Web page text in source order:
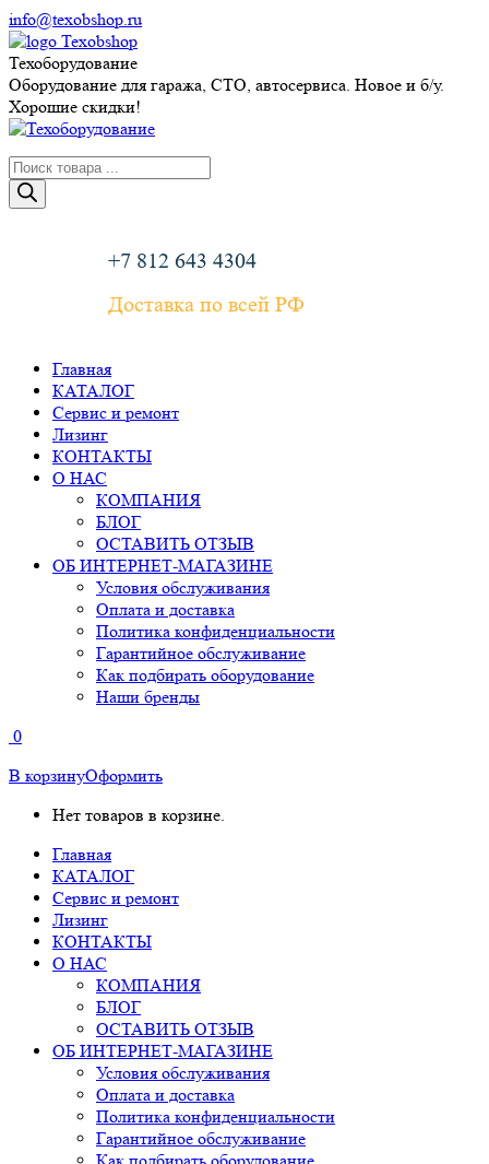
Перейти
к
содержанию
info@texobshop.ru
Telegram
page
opens
in
new
Whatsapp
page
opens
in
new
Вконтакте
page
opens
in
new
Сайт
page
opens
in
new
Техоборудование
Оборудование для гаража, СТО, автосервиса. Новое и б/у.
Хорошие скидки!
Поиск
товаров
+7 812 643 4304
Доставка по всей РФ
Главная
КАТАЛОГ
Сервис и ремонт
Лизинг
КОНТАКТЫ
О НАС
КОМПАНИЯ
БЛОГ
ОСТАВИТЬ ОТЗЫВ
ОБ ИНТЕРНЕТ-МАГАЗИНЕ
Условия обслуживания
Оплата и доставка
Политика конфиденциальности
Гарантийное обслуживание
Как подбирать оборудование
Наши бренды
0
В корзинуОформить
Нет товаров в корзине.
Главная
КАТАЛОГ
Сервис и ремонт
Лизинг
КОНТАКТЫ
О НАС
КОМПАНИЯ
БЛОГ
ОСТАВИТЬ ОТЗЫВ
ОБ ИНТЕРНЕТ-МАГАЗИНЕ
Условия обслуживания
Оплата и доставка
Политика конфиденциальности
Гарантийное обслуживание